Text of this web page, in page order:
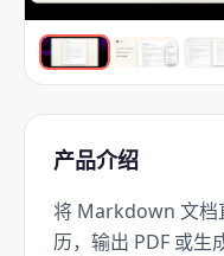
产品介绍
将 Markdown 文档
历，输出 PDF 或生